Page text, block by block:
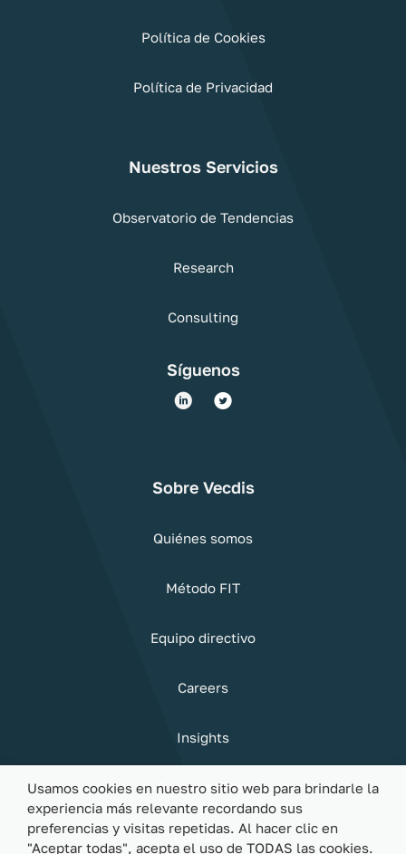
Política de Cookies
Política de Privacidad
Nuestros Servicios
Observatorio de Tendencias
Research
Consulting
Síguenos
Sobre Vecdis
Quiénes somos
Método FIT
Equipo directivo
Careers
Insights
Sostenibilidad
Contacto
Usamos cookies en nuestro sitio web para brindarle la
experiencia más relevante recordando sus
preferencias y visitas repetidas. Al hacer clic en
"Aceptar todas", acepta el uso de TODAS las cookies.